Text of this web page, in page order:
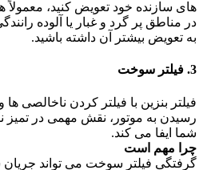
در مناطق پر گرد و غبار یا آلوده
به تعویض بیشتر آن داشته باشید.
3. فیلتر سوخت
فیلتر بنزین با فیلتر کردن ناخالصی ها
رسیدن به موتور، نقش مهمی در
شما ایفا می کند.
چرا مهم است
گرفتگی فیلتر سوخت می تواند